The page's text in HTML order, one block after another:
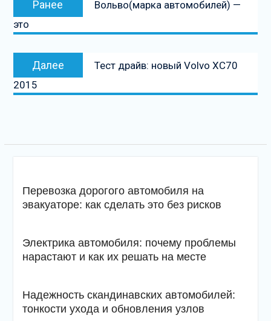
записям
Ранее
запись:
Вольво(марка автомобилей) —
это
Далее
Следующая
запись
Тест драйв: новый Volvo XC70
2015
Перевозка дорогого автомобиля на
эвакуаторе: как сделать это без рисков
Электрика автомобиля: почему проблемы
нарастают и как их решать на месте
Надежность скандинавских автомобилей:
тонкости ухода и обновления узлов